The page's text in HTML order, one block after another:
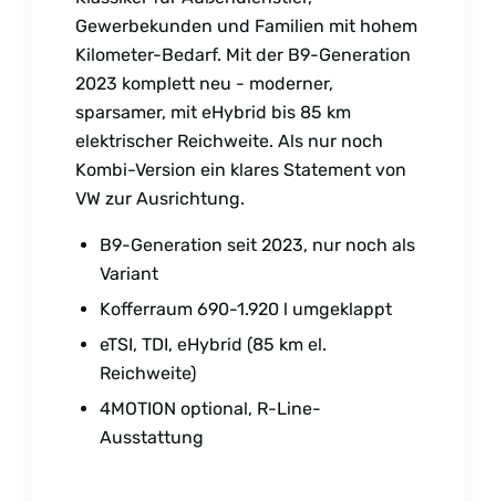
Gewerbekunden und Familien mit hohem
Kilometer-Bedarf. Mit der B9-Generation
2023 komplett neu - moderner,
sparsamer, mit eHybrid bis 85 km
elektrischer Reichweite. Als nur noch
Kombi-Version ein klares Statement von
VW zur Ausrichtung.
B9-Generation seit 2023, nur noch als
Variant
Kofferraum 690-1.920 l umgeklappt
eTSI, TDI, eHybrid (85 km el.
Reichweite)
4MOTION optional, R-Line-
Ausstattung